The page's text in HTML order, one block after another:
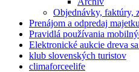
Objednávky, faktúry,
Prenájom a odpredaj majetku
Pravidlá používania
Elektronické aukcie dreva
klub slovenských turistov
climaforceelife